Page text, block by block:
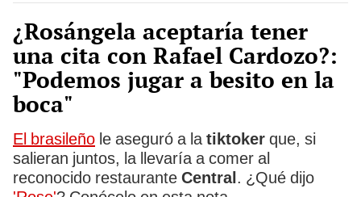
¿Rosángela aceptaría tener
una cita con Rafael Cardozo?:
"Podemos jugar a besito en la
boca"
El brasileño le aseguró a la tiktoker que, si
salieran juntos, la llevaría a comer al
reconocido restaurante Central. ¿Qué dijo